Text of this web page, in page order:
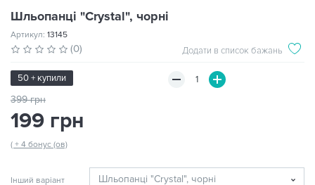
Шльопанці "Crystal", чорні
Артикул: 13145
(0) Додати в список бажань
50 + купили
399 грн
199 грн
( + 4 бонус (ов)
Інший варіант